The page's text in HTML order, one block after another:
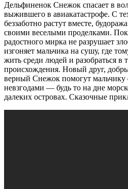
Дельфиненок Снежок спасает в
выжившего в авиакатастрофе. С
беззаботно растут вместе,
своими веселыми проделками.
радостного мирка не разрушает
изгоняет мальчика на сушу, где
жить среди людей и разобраться в
происхождения. Новый друг,
верный Снежок помогут мальчику
невзгодами — будь то на дне
далеких островах. Сказочные